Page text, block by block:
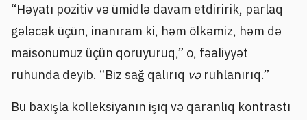
“Həyatı pozitiv və ümidlə davam etdiririk, parlaq
gələcək üçün, inanıram ki, həm ölkəmiz, həm də
maisonumuz üçün qoruyuruq,” o, fəaliyyət
ruhunda deyib. “Biz sağ qalırıq vəruhlanırıq.”
Bu baxışla kolleksiyanın işıq və qaranlıq kontrastı